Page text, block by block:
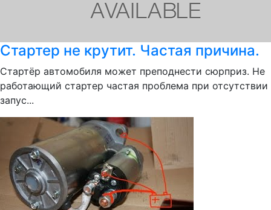
Стартер не крутит. Частая причина.
Стартёр автомобиля может преподнести сюрприз. Не
работающий стартер частая проблема при отсутствии
запус...